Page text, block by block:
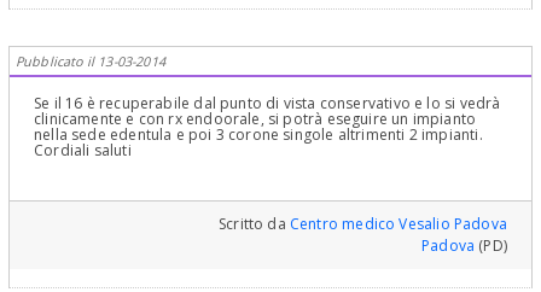
Pubblicato il 13-03-2014
Se il 16 è recuperabile dal punto di vista conservativo e lo si vedrà
clinicamente e con rx endoorale, si potrà eseguire un impianto
nella sede edentula e poi 3 corone singole altrimenti 2 impianti.
Cordiali saluti
Scritto da Centro medico Vesalio Padova
Padova (PD)